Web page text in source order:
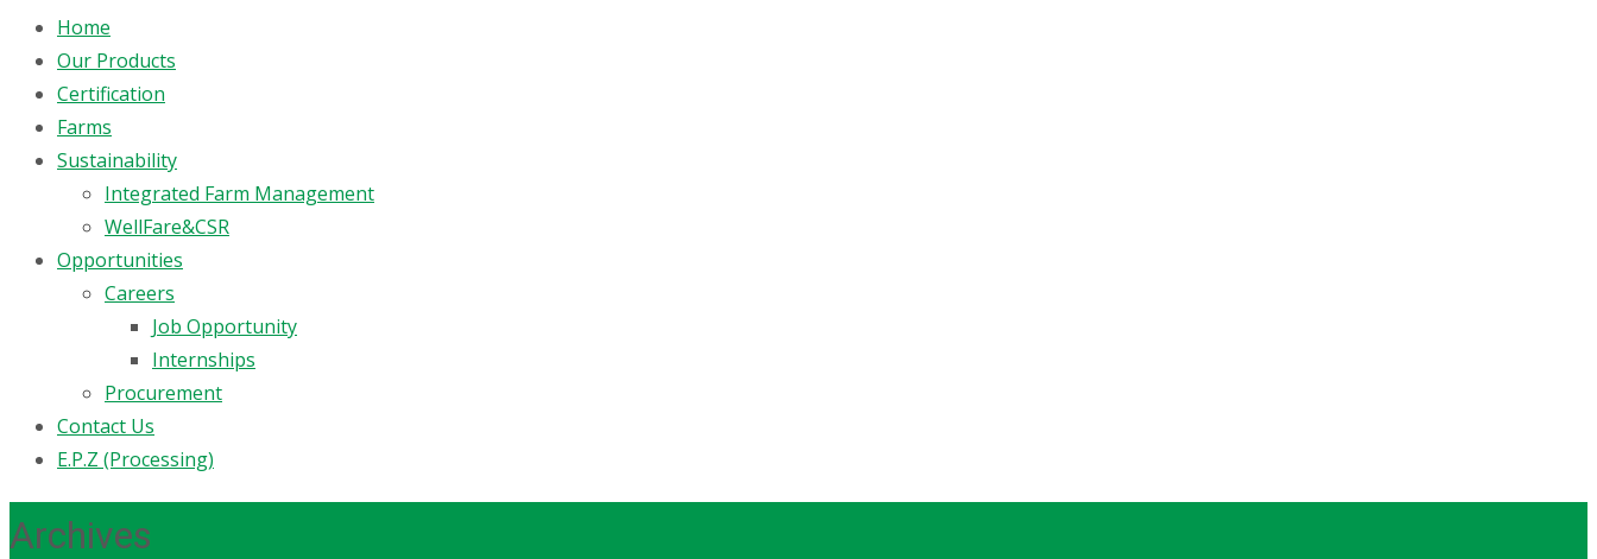
Home
Our Products
Certification
Farms
Sustainability
Integrated Farm Management
WellFare&CSR
Opportunities
Careers
Job Opportunity
Internships
Procurement
Contact Us
E.P.Z (Processing)
Archives